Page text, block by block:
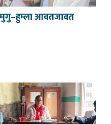
मुगु–हुम्ला आवतजावत